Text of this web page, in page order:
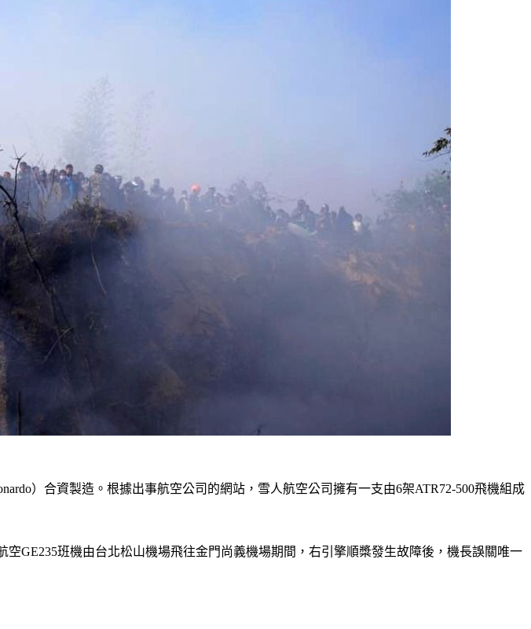
）合資製造。根據出事航空公司的網站，雪人航空公司擁有一支由6架ATR72-500飛機組成
GE235班機由台北松山機場飛往金門尚義機場期間，右引擎順槳發生故障後，機長誤關唯一